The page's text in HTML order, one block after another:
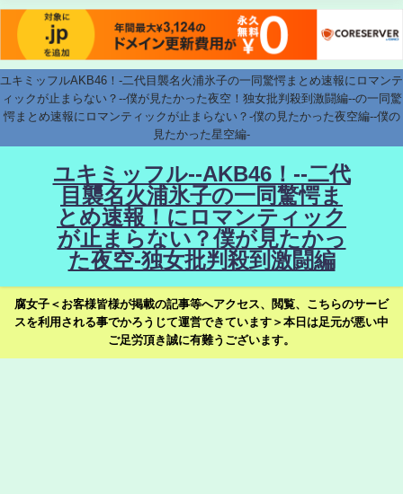
ユキミッフルAKB46！-二代目襲名火浦氷子の一同驚愕まとめ速報にロマンテ
ィックが止まらない？--僕が見たかった夜空！独女批判殺到激闘編--の一同驚
愕まとめ速報にロマンティックが止まらない？-僕の見たかった夜空編--僕の
見たかった星空編-
ユキミッフル--AKB46！--二代
目襲名火浦氷子の一同驚愕ま
とめ速報！にロマンティック
が止まらない？僕が見たかっ
た夜空-独女批判殺到激闘編
腐女子＜お客様皆様が掲載の記事等へアクセス、閲覧、こちらのサービ
スを利用される事でかろうじて運営できています＞本日は足元が悪い中
ご足労頂き誠に有難うございます。